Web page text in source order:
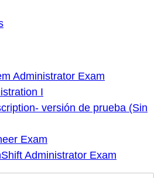
Administrator Exam
I
versión de prueba (Sin
Exam
Administrator Exam